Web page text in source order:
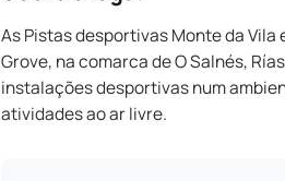
As Pistas desportivas Monte da
Grove, na comarca de O Salnés,
instalações desportivas num
atividades ao ar livre.